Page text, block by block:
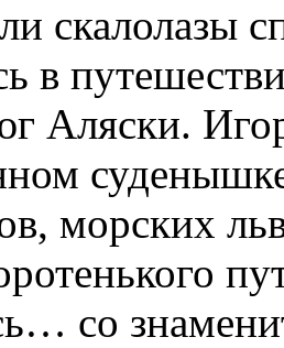
скалолазы
в
Аляски.
морских
со